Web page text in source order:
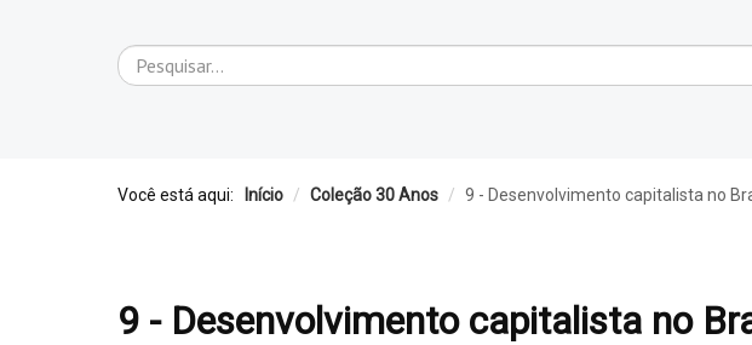
Pesquisar...
Você está aqui: Início / Coleção 30 Anos / 9 - Desenvolvimento capitalista no
9 - Desenvolvimento capitalista no